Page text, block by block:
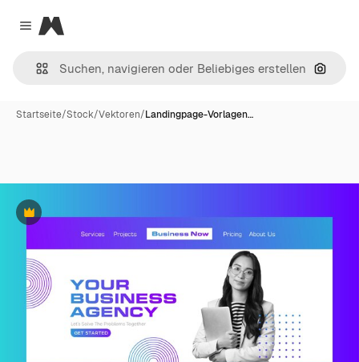
Close menu
Magnific
Nach
Startseite/Stock/Vektoren/Landingpage-Vorlagen…
Premium